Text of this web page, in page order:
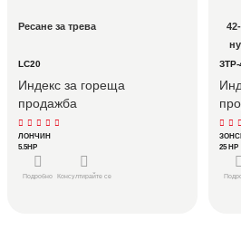
Ресане за трева
LC20
Индекс за гореща
продажба
ЛОНЧИН
5.5HP
Подробно Консултирайте се
ЗТР-
25 HP